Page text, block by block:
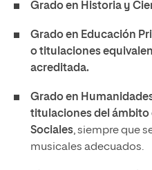
Grado en Historia y
Grado en Educación
o titulaciones
acreditada.
Grado en
titulaciones del ámbito
Sociales, siempre que
musicales adecuados.